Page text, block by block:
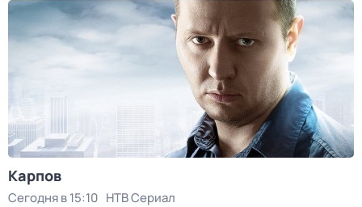
Карпов
Сегодня в 15:10 НТВ Сериал